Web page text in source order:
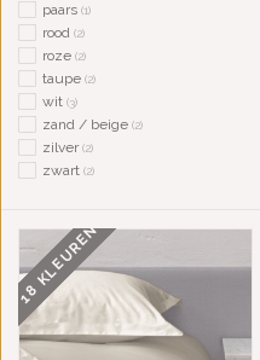
paars (1)
rood (2)
roze (2)
taupe (2)
wit (3)
zand / beige (2)
zilver(2)
zwart (2)
18 KLEUREN